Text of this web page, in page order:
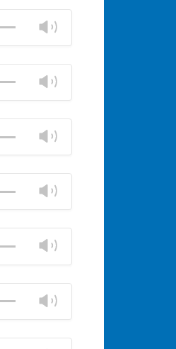
ändern
ändern
ändern
ändern
ändern
ändern